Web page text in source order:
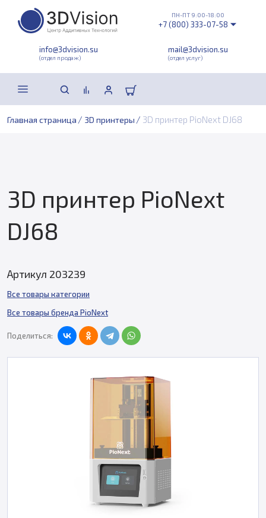
info@3dvision.su
(отдел продаж)
mail@3dvision.su
(отдел услуг)
ПН-ПТ 9:00-18:00
+7 (800) 333-07-58
Главная страница / 3D принтеры / 3D принтер PioNext DJ68
3D принтер PioNext
DJ68
Артикул 203239
Все товары категории
Все товары бренда PioNext
Поделиться: